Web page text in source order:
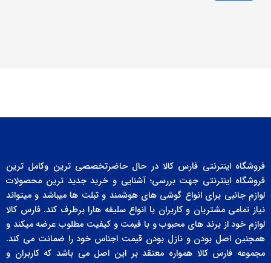
فروشگاه اینترنتی فارس کالا در حال حاضرتخصصی ترین وکامل ترین
فروشگاه اینترنتی جهت بررسی؛ آشنایی و خرید جدید ترین محصولات
لوازم جانبی برای انواع گوشی های هوشمند و تبلت ها میباشد و میتواند
نیاز تمامی مشتریان و کاربران با انواع سلیقه هارا برطرف کند. فارس کالا
لوازم خود از برند های محبوب و با قیمت و کیفیت مطلوب عرضه میکند و
همچنین اصل بودن و نازل بودن قیمت اجناس خود را ضمانت می کند.
مجموعه فارس کالا همواره معتقد بر این اصل می باشد که کاربران و